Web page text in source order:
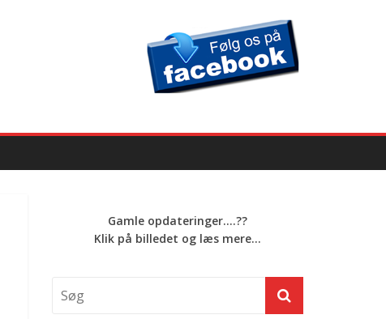
Gamle opdateringer....??
Klik på billedet og læs mere...